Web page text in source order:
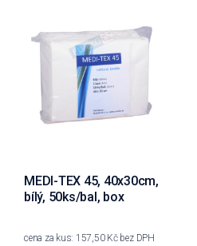
MEDI-TEX 45, 40x30cm,
bílý, 50ks/bal, box
cena za kus: 157,50 Kč bez DPH